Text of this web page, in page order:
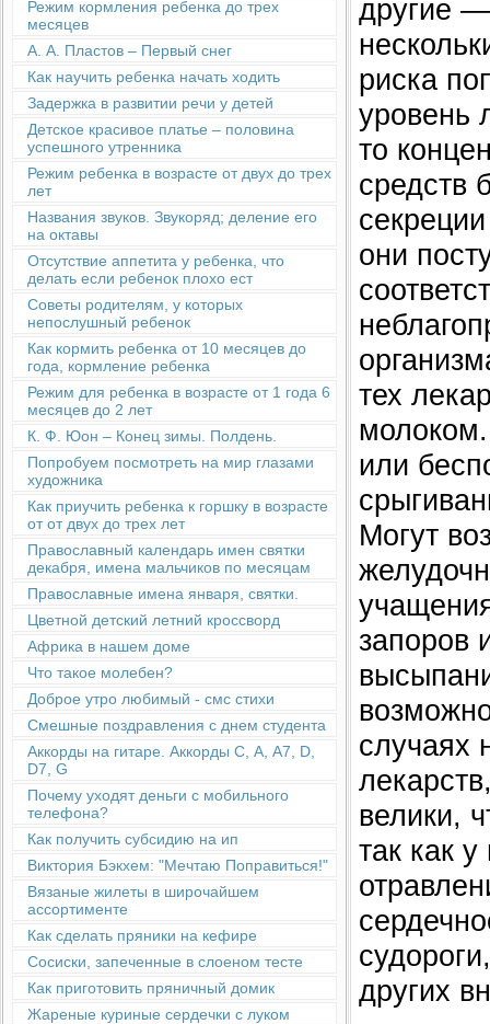
Режим кормления ребенка до трех
месяцев
А. А. Пластов – Первый снег
Как научить ребенка начать ходить
Задержка в развитии речи у детей
Детское красивое платье – половина
успешного утренника
Режим ребенка в возрасте от двух до трех
лет
Названия звуков. Звукоряд; деление его
на октавы
Отсутствие аппетита у ребенка, что
делать если ребенок плохо ест
Советы родителям, у которых
непослушный ребенок
Как кормить ребенка от 10 месяцев до
года, кормление ребенка
Режим для ребенка в возрасте от 1 года 6
месяцев до 2 лет
К. Ф. Юон – Конец зимы. Полдень.
Попробуем посмотреть на мир глазами
художника
Как приучить ребенка к горшку в возрасте
от от двух до трех лет
Православный календарь имен святки
декабря, имена мальчиков по месяцам
Православные имена января, святки.
Цветной детский летний кроссворд
Африка в нашем доме
Что такое молебен?
Доброе утро любимый - смс стихи
Смешные поздравления с днем студента
Аккорды на гитаре. Аккорды С, А, А7, D,
D7, G
Почему уходят деньги с мобильного
телефона?
Как получить субсидию на ип
Виктория Бэкхем: "Мечтаю Поправиться!"
Вязаные жилеты в широчайшем
ассортименте
Как сделать пряники на кефире
Сосиски, запеченные в слоеном тесте
Как приготовить пряничный домик
Жареные куриные сердечки с луком
другие
риска
уровень
то
средств
они
тех
или
Могут
запоров
случаях
велики,
так как
других